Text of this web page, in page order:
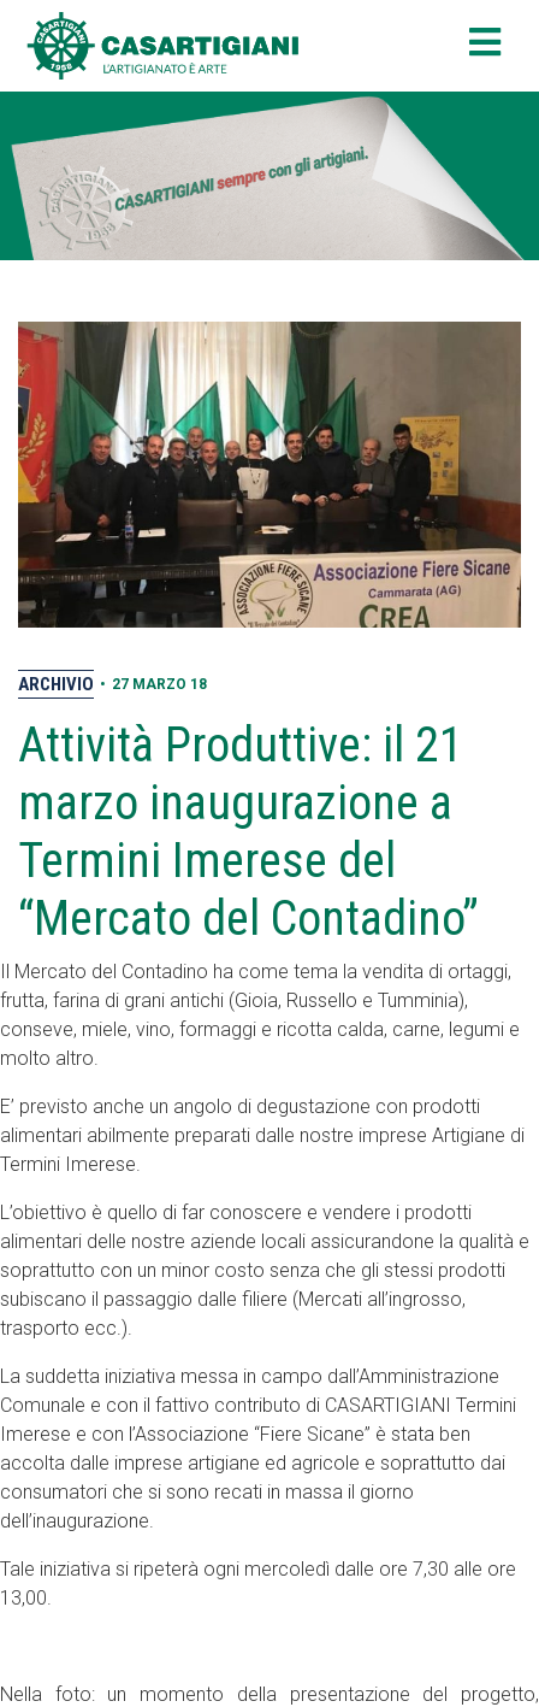
ARCHIVIO • 27 MARZO 18
Attività Produttive: il 21
marzo inaugurazione a
Termini Imerese del
“Mercato del Contadino”
Il Mercato del Contadino ha come tema la vendita di ortaggi,
frutta, farina di grani antichi (Gioia, Russello e Tumminia),
conseve, miele, vino, formaggi e ricotta calda, carne, legumi e
molto altro.
E’ previsto anche un angolo di degustazione con prodotti
alimentari abilmente preparati dalle nostre imprese Artigiane di
Termini Imerese.
L’obiettivo è quello di far conoscere e vendere i prodotti
alimentari delle nostre aziende locali assicurandone la qualità e
soprattutto con un minor costo senza che gli stessi prodotti
subiscano il passaggio dalle filiere (Mercati all’ingrosso,
trasporto ecc.).
La suddetta iniziativa messa in campo dall’Amministrazione
Comunale e con il fattivo contributo di CASARTIGIANI Termini
Imerese e con l’Associazione “Fiere Sicane” è stata ben
accolta dalle imprese artigiane ed agricole e soprattutto dai
consumatori che si sono recati in massa il giorno
dell’inaugurazione.
Tale iniziativa si ripeterà ogni mercoledì dalle ore 7,30 alle ore
13,00.
Nella foto: un momento della presentazione del progetto,